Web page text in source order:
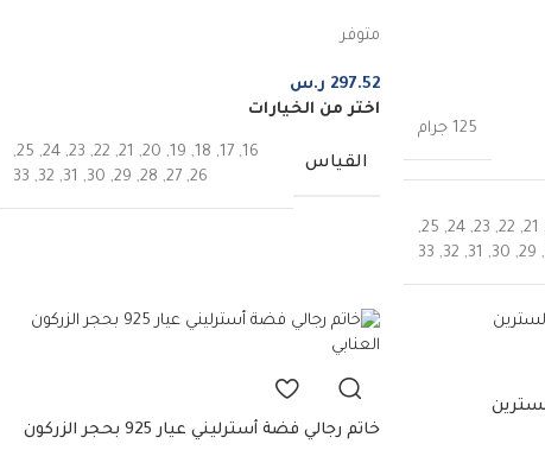
125 جرام
,
21
,
22
,
23
,
24
,
25
,
,
29
,
30
,
31
,
32
,
33
متوفر
297.52 ر.س
اختر من الخيارات
القياس
16
,
17
,
18
,
19
,
20
,
21
,
22
,
23
,
24
,
25
,
26
,
27
,
28
,
29
,
30
,
31
,
32
,
33
خاتم رجالي فضة أسترليني عيار 925 بحجر الزركون